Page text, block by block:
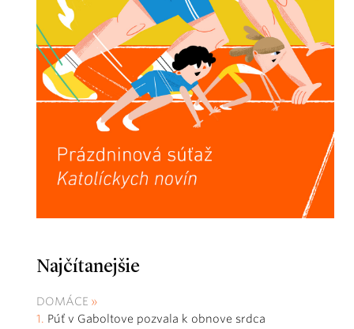
Najčítanejšie
DOMÁCE
Púť v Gaboltove pozvala k obnove srdca